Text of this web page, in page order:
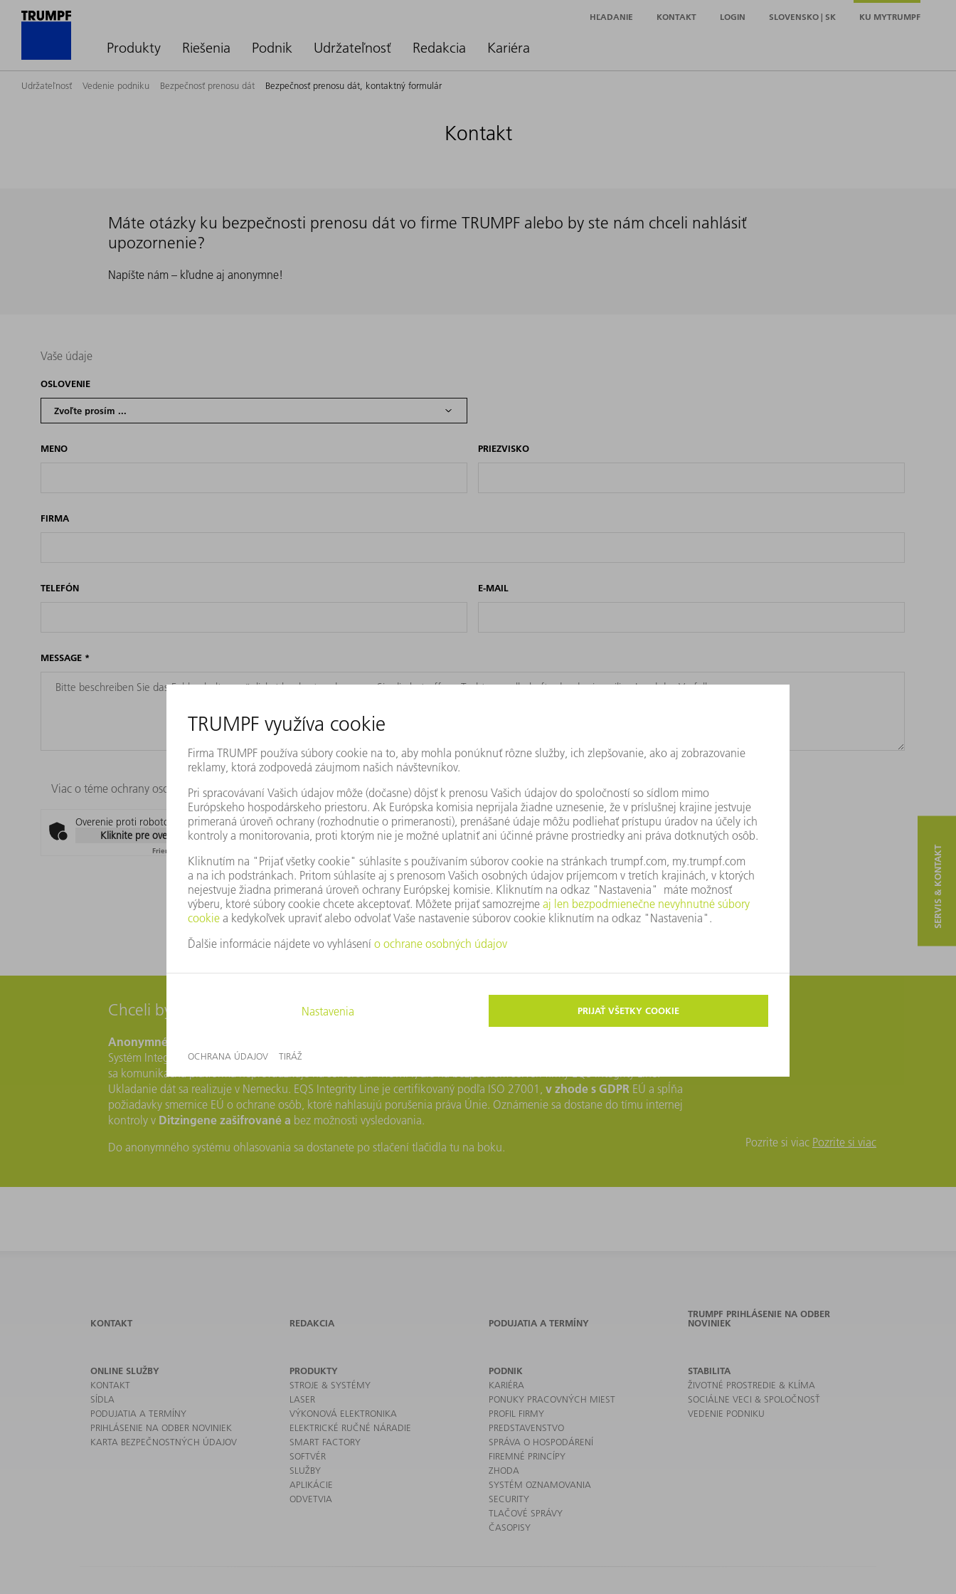
Produkty Riešenia Podnik Udržateľnosť Redakcia Kariéra
HĽADANIE KONTAKT LOGIN SLOVENSKO | SK KU MYTRUMPF
Udržateľnosť Vedenie podniku Bezpečnosť prenosu dát Bezpečnosť prenosu dát, kontaktný formulár
Kontakt
Máte otázky ku bezpečnosti prenosu dát vo firme TRUMPF alebo by ste nám chceli nahlásiť
upozornenie?
Napíšte nám – kľudne aj anonymne!
Vaše údaje
OSLOVENIE
MENO PRIEZVISKO
FIRMA
TELEFÓN E-MAIL
MESSAGE *
Viac o téme ochrany osobných údajov vo firme TRUMPF nájdete v našomvyhlásení o ochrane osobných údajov.
Overenie proti robotom
Kliknite pre overenie
Friendly
ODOSLAŤ
Chceli by ste radšej ostať anonymní?
Anonymné oznámenie
Systém Integrity Line technicky zabezpečuje Vašu anonymitu, aj pri komunikácii cez funkciu internetovej diskusie. Preto
sa komunikačná platforma neprevádzkuje na serveroch TRUMPF, ale na bezpečnom serveri firmy EQS Integrity Line.
Ukladanie dát sa realizuje v Nemecku. EQS Integrity Line je certifikovaný podľa ISO 27001, v zhode s GDPR EÚ a spĺňa
požiadavky smernice EÚ o ochrane osôb, ktoré nahlasujú porušenia práva Únie. Oznámenie sa dostane do tímu internej
kontroly v Ditzingene zašifrované a bez možnosti vysledovania.
Do anonymného systému ohlasovania sa dostanete po stlačení tlačidla tu na boku.
Pozrite si viac Pozrite si viac
SERVIS & KONTAKT
KONTAKT REDAKCIA PODUJATIA A TERMÍNY
TRUMPF PRIHLÁSENIE NA ODBER
NOVINIEK
ONLINE SLUŽBY
KONTAKT
SÍDLA
PODUJATIA A TERMÍNY
PRIHLÁSENIE NA ODBER NOVINIEK
KARTA BEZPEČNOSTNÝCH ÚDAJOV
PRODUKTY
STROJE & SYSTÉMY
LASER
VÝKONOVÁ ELEKTRONIKA
ELEKTRICKÉ RUČNÉ NÁRADIE
SMART FACTORY
SOFTVÉR
SLUŽBY
APLIKÁCIE
ODVETVIA
PODNIK
KARIÉRA
PONUKY PRACOVNÝCH MIEST
PROFIL FIRMY
PREDSTAVENSTVO
SPRÁVA O HOSPODÁRENÍ
FIREMNÉ PRINCÍPY
ZHODA
SYSTÉM OZNAMOVANIA
SECURITY
TLAČOVÉ SPRÁVY
ČASOPISY
STABILITA
ŽIVOTNÉ PROSTREDIE & KLÍMA
SOCIÁLNE VECI & SPOLOČNOSŤ
VEDENIE PODNIKU